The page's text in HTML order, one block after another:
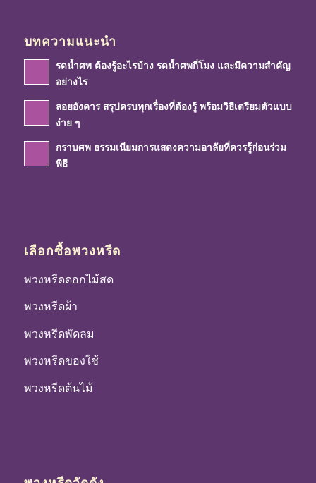
บทความแนะนำ
รดน้ำศพ ต้องรู้อะไรบ้าง รดน้ำศพกี่โมง และมีความสำคัญ
อย่างไร
ลอยอังคาร สรุปครบทุกเรื่องที่ต้องรู้ พร้อมวิธีเตรียมตัวแบบ
ง่าย ๆ
กราบศพ ธรรมเนียมการแสดงความอาลัยที่ควรรู้ก่อนร่วม
พิธี
เลือกซื้อพวงหรีด
พวงหรีดดอกไม้สด
พวงหรีดผ้า
พวงหรีดพัดลม
พวงหรีดของใช้
พวงหรีดต้นไม้